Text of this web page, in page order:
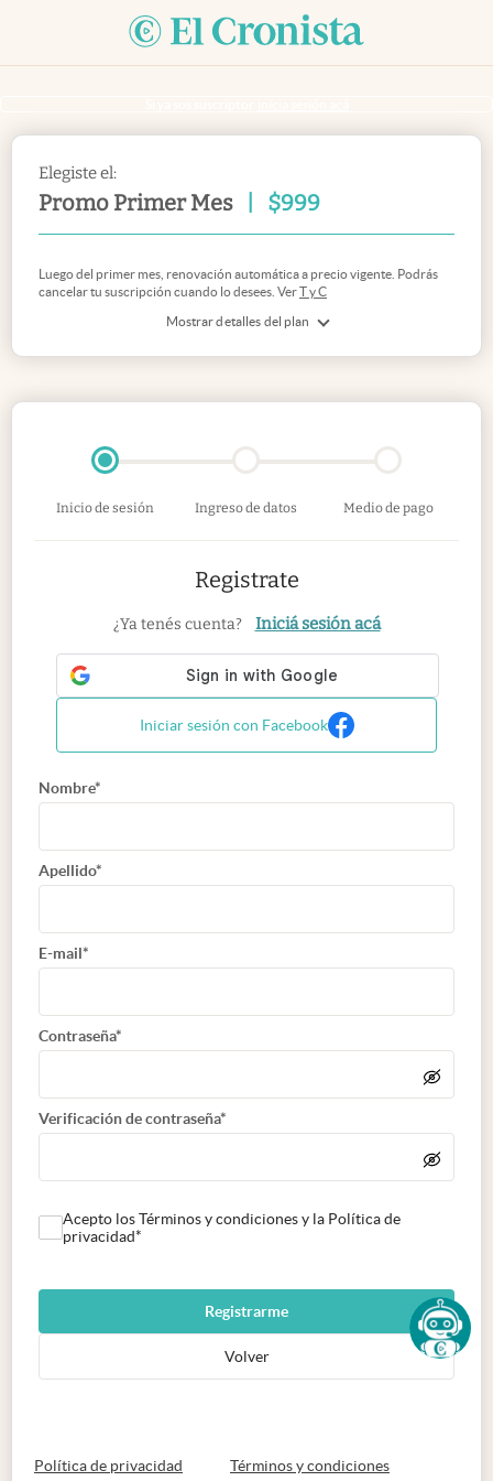
Elegiste el:
Promo Primer Mes $999
Mostrar detalles del plan
Luego del primer mes, renovación automática a precio vigente. Podrás
cancelar tu suscripción cuando lo desees. VerT y C
Inicio de sesión Ingreso de datos Medio de pago
Registrate
¿Ya tenés cuenta? Iniciá sesión acá
Iniciar sesión con Facebook
Nombre*
Apellido*
E-mail*
Contraseña*
Verificación de contraseña*
Acepto los Términos y condiciones y la Política de
privacidad*
Registrarme
Volver
Política de privacidad abre en nueva pestaña
Términos y condicionesabre en nueva